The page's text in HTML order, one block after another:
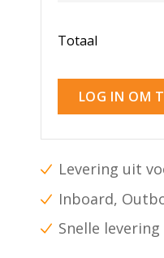
Totaal
LOG IN OM
Levering uit
Inboard,
Snelle levering